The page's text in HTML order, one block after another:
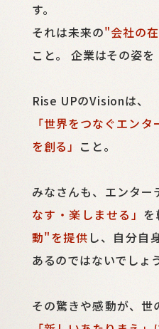
す。
それは未来の"会社の
こと。
企業はその姿を
Rise UPのVisionは、
「世界をつなぐエン
を創る」 こと。
みなさんも、エンター
なす・楽しませる」 を
動"を提供し、自分自
あるのではないでしょ
その驚きや感動が、世